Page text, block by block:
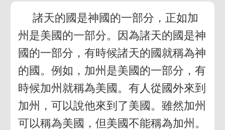
諸天的國是神國的一部分，正如加
州是美國的一部分。因為諸天的國是神
國的一部分，有時候諸天的國就稱為神
的國。例如，加州是美國的一部分，有
時候加州就稱為美國。有人從國外來到
加州，可以說他來到了美國。雖然加州
可以稱為美國，但美國不能稱為加州。